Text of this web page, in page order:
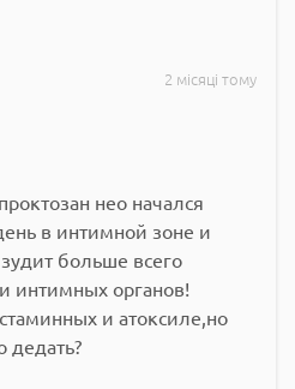
2 місяці тому
нео начался
в интимной зоне и
больше всего
интимных органов!
и атоксиле,но
дедать?